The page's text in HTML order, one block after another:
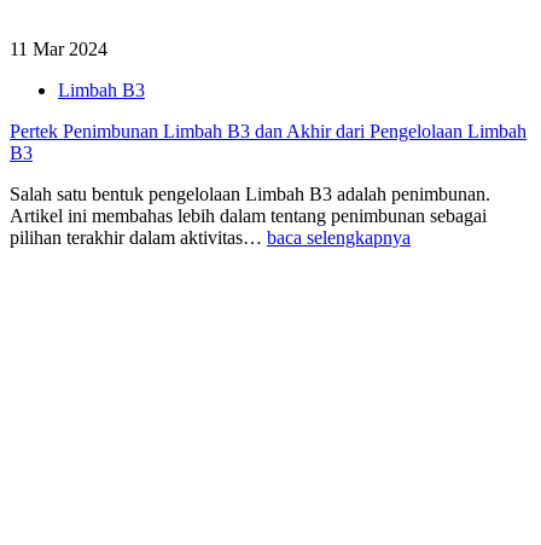
11 Mar 2024
Limbah B3
Pertek Penimbunan Limbah B3 dan Akhir dari Pengelolaan Limbah
B3
Salah satu bentuk pengelolaan Limbah B3 adalah penimbunan.
Artikel ini membahas lebih dalam tentang penimbunan sebagai
pilihan terakhir dalam aktivitas… baca selengkapnya